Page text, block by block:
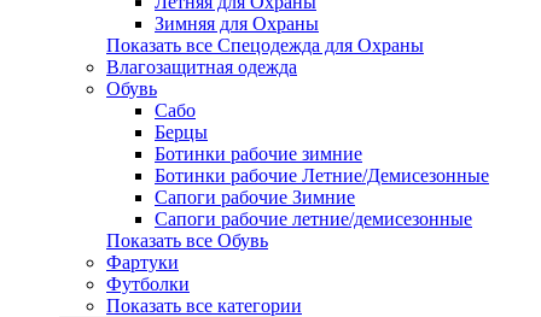
Зимняя для Охраны
Показать все Спецодежда для Охраны
Влагозащитная одежда
Обувь
Сабо
Берцы
Ботинки рабочие зимние
Ботинки рабочие Летние/Демисезонные
Сапоги рабочие Зимние
Сапоги рабочие летние/демисезонные
Показать все Обувь
Фартуки
Футболки
Показать все категории